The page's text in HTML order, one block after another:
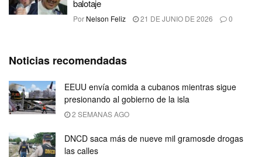
balotaje
Por Nelson Feliz 21 DE JUNIO DE 2026 0
Noticias recomendadas
EEUU envía comida a cubanos mientras sigue
presionando al gobierno de la isla
2 SEMANAS AGO
DNCD saca más de nueve mil gramosde drogas
las calles